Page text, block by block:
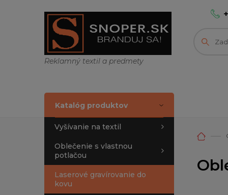
Reklamný textil a predmety
Katalóg produktov
Vyšívanie na textil
Oblečenie s vlastnou
potlačou
Laserové gravírovanie do
kovu